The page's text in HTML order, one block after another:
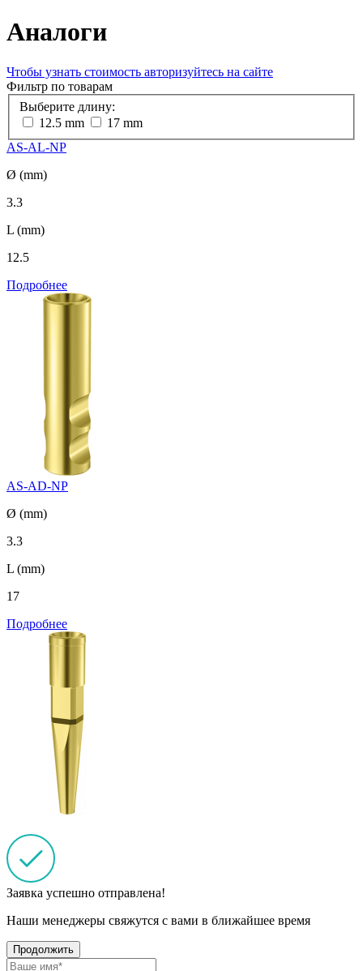
Аналоги
Чтобы узнать стоимость авторизуйтесь на сайте
Фильтр по товарам
Выберите длину:
12.5 mm
17 mm
AS-AL-NP
Ø (mm)
3.3
L (mm)
12.5
Подробнее
AS-AD-NP
Ø (mm)
3.3
L (mm)
17
Подробнее
Заявка успешно отправлена!
Наши менеджеры свяжутся с вами в ближайшее время
Продолжить